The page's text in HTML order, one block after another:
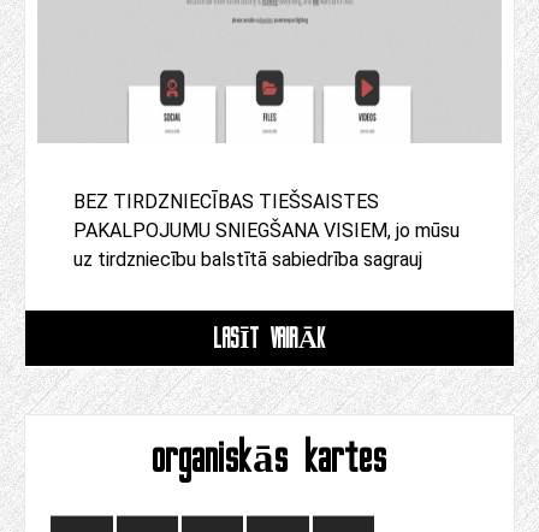
BEZ TIRDZNIECĪBAS TIEŠSAISTES
PAKALPOJUMU SNIEGŠANA VISIEM, jo mūsu
uz tirdzniecību balstītā sabiedrība sagrauj
LASĪT VAIRĀK
organiskās kartes